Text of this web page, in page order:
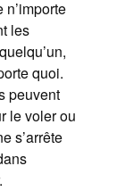
les
quoi.
peuvent
le voler ou
s’arrête